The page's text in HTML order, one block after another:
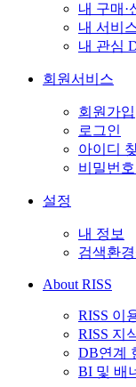
내 구매·
내 서비
내 관심
회원서비스
회원가입
로그인
아이디
비밀번호
설정
내 정보
검색환
About RISS
RISS 이
RISS 지
DB연계
BI 및 배